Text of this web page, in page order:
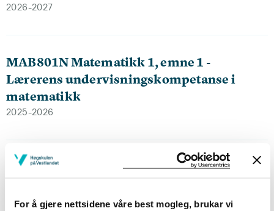
For å gjere nettsidene våre best mogleg, brukar vi
2026-2027
MAB801N Matematikk 1, emne 1 -
Lærerens undervisningskompetanse i
matematikk
2025-2026
MAB801N Matematikk 1, emne 1 -
matematikk